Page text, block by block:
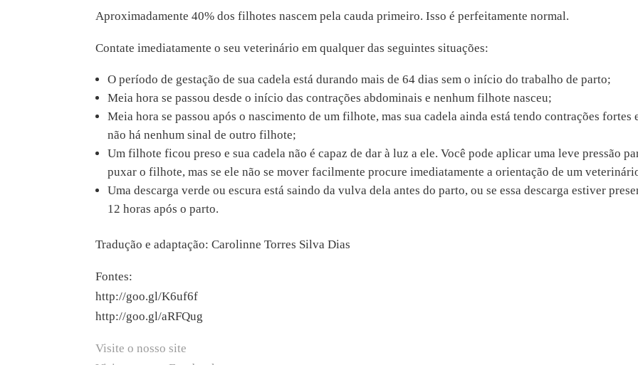
Aproximadamente 40% dos filhotes nascem pela cauda primeiro. Isso é perfeitamente normal.
Contate imediatamente o seu veterinário em qualquer das seguintes situações:
O período de gestação de sua cadela está durando mais de 64 dias sem o início do trabalho de parto;
Meia hora se passou desde o início das contrações abdominais e nenhum filhote nasceu;
Meia hora se passou após o nascimento de um filhote, mas sua cadela ainda está tendo contrações fortes
não há nenhum sinal de outro filhote;
Um filhote ficou preso e sua cadela não é capaz de dar à luz a ele. Você pode aplicar uma leve pressão
puxar o filhote, mas se ele não se mover facilmente procure imediatamente a orientação de um
Uma descarga verde ou escura está saindo da vulva dela antes do parto, ou se essa descarga estiver
12 horas após o parto.
Tradução e adaptação: Carolinne Torres Silva Dias
Fontes:
http://goo.gl/K6uf6f
http://goo.gl/aRFQug
Visite o nosso site